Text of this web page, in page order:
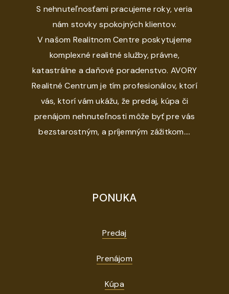
S nehnuteľnosťami pracujeme roky, veria
nám stovky spokojných klientov.
V našom Realitnom Centre poskytujeme
komplexné realitné služby, právne,
katastrálne a daňové poradenstvo. AVORY
Realitné Centrum je tím profesionálov, ktorí
vás, ktorí vám ukážu, že predaj, kúpa či
prenájom nehnuteľnosti môže byť pre vás
bezstarostným, a príjemným zážitkom....
PONUKA
Predaj
Prenájom
Kúpa